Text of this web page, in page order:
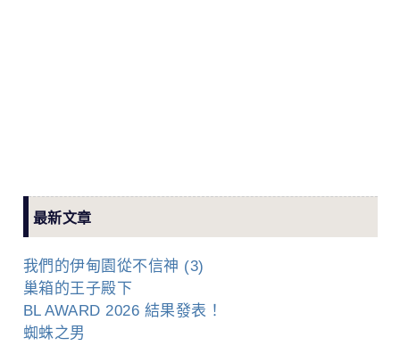
最新文章
我們的伊甸園從不信神 (3)
巢箱的王子殿下
BL AWARD 2026 結果發表！
蜘蛛之男